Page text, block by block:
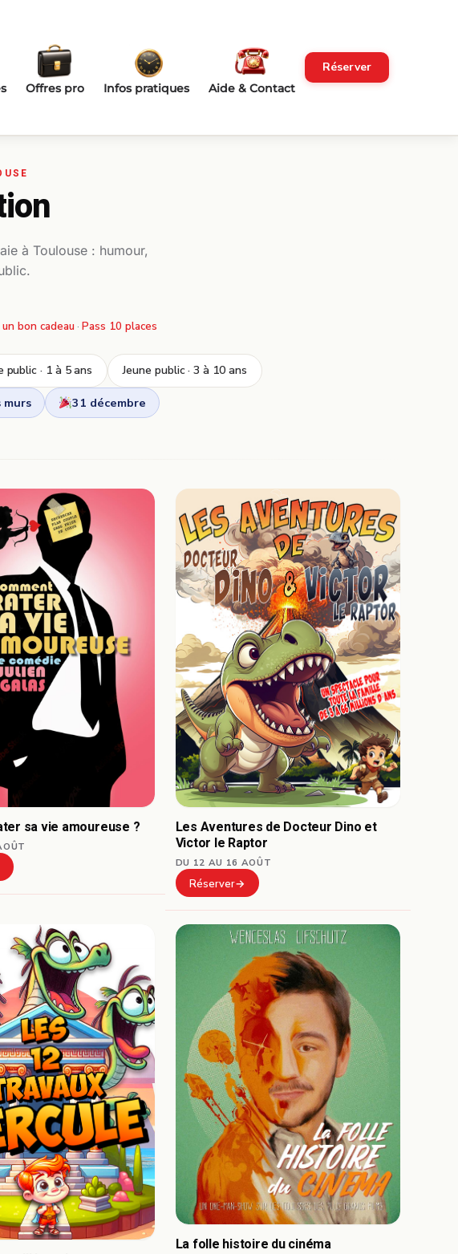
Offres pro Infos pratiques Aide & Contact
Réserver
à Toulouse : humour,
bon cadeau · Pass 10 places
public · 1 à 5 ans Jeune public · 3 à 10 ans
murs 31 décembre
sa vie amoureuse ?
Les Aventures de Docteur Dino et
Victor le Raptor
DU 12 AU 16 AOÛT
Réserver
La folle histoire du cinéma